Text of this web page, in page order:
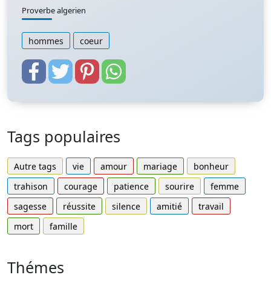
Proverbe algerien
hommes coeur
Tags populaires
Autre tags vie amour mariage
bonheur
trahison
courage patience sourire
femme
sagesse
réussite silence amitié
travail
mort
famille
Thémes